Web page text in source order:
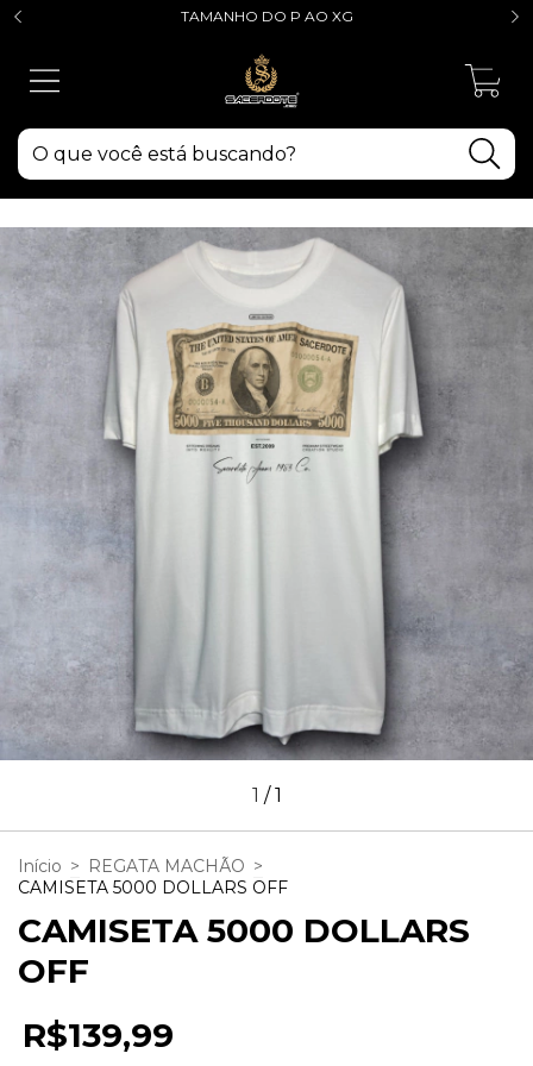
TAMANHO DO P AO XG
1 /1
Início > REGATA MACHÃO >
CAMISETA 5000 DOLLARS OFF
CAMISETA 5000 DOLLARS
OFF
R$139,99